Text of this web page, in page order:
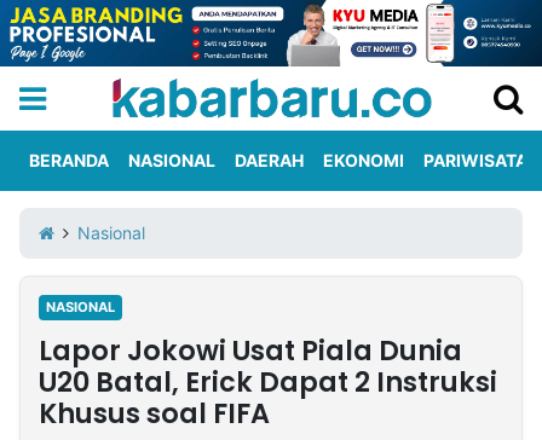
Iklan
Berita
Kami
Nasional
International
Olahraga
Entertainment
Daerah
Pariwisata
Kuliner
Kolom
BERANDA NASIONAL DAERAH EKONOMI PARIWISATA
Nasional
NASIONAL
Lapor Jokowi Usat Piala Dunia
U20 Batal, Erick Dapat 2 Instruksi
Khusus soal FIFA